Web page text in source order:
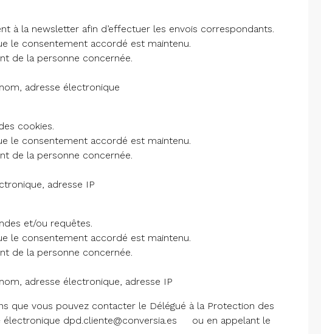
à la newsletter afin d’effectuer les envois correspondants.
le consentement accordé est maintenu.
de la personne concernée.
adresse électronique
cookies.
le consentement accordé est maintenu.
de la personne concernée.
adresse IP
et/ou requêtes.
le consentement accordé est maintenu.
de la personne concernée.
adresse électronique, adresse IP
que vous pouvez contacter le Délégué à la Protection des
électronique dpd.cliente@conversia.es
ou en appelant le